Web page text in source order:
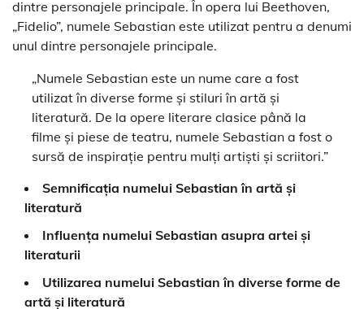
dintre personajele principale. În opera lui Beethoven,
„Fidelio”, numele Sebastian este utilizat pentru a denumi
unul dintre personajele principale.
„Numele Sebastian este un nume care a fost
utilizat în diverse forme și stiluri în artă și
literatură. De la opere literare clasice până la
filme și piese de teatru, numele Sebastian a fost o
sursă de inspirație pentru mulți artiști și scriitori.”
Semnificația numelui Sebastian în artă și
literatură
Influența numelui Sebastian asupra artei și
literaturii
Utilizarea numelui Sebastian în diverse forme de
artă și literatură